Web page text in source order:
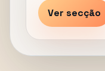
Ver secção